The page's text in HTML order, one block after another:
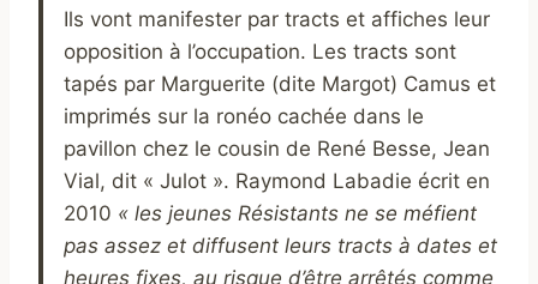
Ils vont manifester par tracts et affiches leur
opposition à l’occupation. Les tracts sont
tapés par Marguerite (dite Margot) Camus et
imprimés sur la ronéo cachée dans le
pavillon chez le cousin de René Besse, Jean
Vial, dit « Julot ». Raymond Labadie écrit en
2010 « les jeunes Résistants ne se méfient
pas assez et diffusent leurs tracts à dates et
heures fixes, au risque d’être arrêtés comme